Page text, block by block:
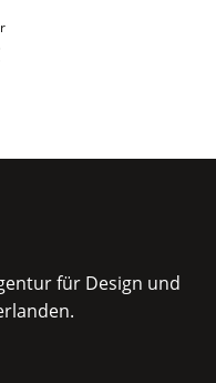
für Design und